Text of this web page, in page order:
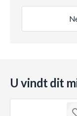
U vindt dit